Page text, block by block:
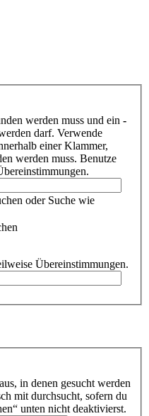
werden muss und ein -
darf. Verwende
einer Klammer,
werden muss. Benutze
oder Suche wie
Übereinstimmungen.
in denen gesucht werden
mit durchsucht, sofern du
unten nicht deaktivierst.